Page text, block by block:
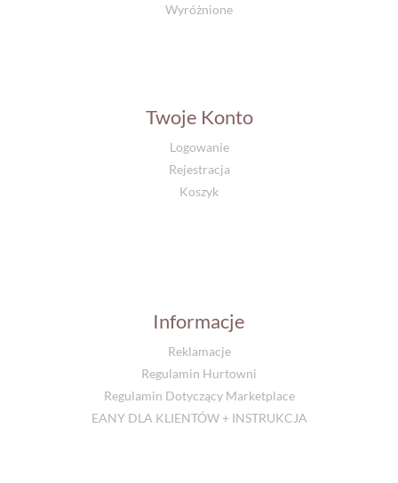
Wyróżnione
Twoje Konto
Logowanie
Rejestracja
Koszyk
Informacje
Reklamacje
Regulamin Hurtowni
Regulamin Dotyczący Marketplace
EANY DLA KLIENTÓW + INSTRUKCJA